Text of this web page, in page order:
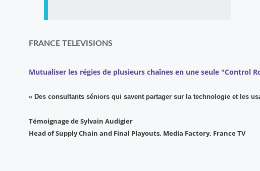
FRANCE TELEVISIONS
Mutualiser les régies de plusieurs chaînes en une seule "Control
« Des consultants séniors qui savent partager sur la technologie et les
Témoignage de Sylvain Audigier
Head of Supply Chain and Final Playouts, Media Factory, France TV